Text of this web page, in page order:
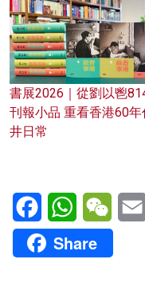
書展2026｜從劉以鬯
刊報小品 重看香港60年
井日常
FacebookWhatsApp
Share